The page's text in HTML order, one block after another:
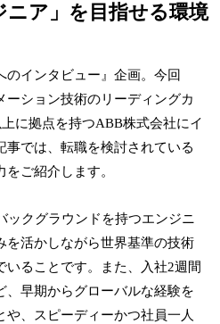
ニア」を目指せる環境
のインタビュー』企画。今回
ーション技術のリーディングカ
に拠点を持つABB株式会社にイ
事では、転職を検討されている
ご紹介します。
ックグラウンドを持つエンジニ
を活かしながら世界基準の技術
いることです。また、入社2週間
、早期からグローバルな経験を
、スピーディーかつ社員一人